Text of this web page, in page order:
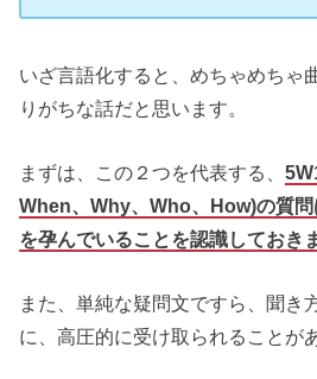
いざ言語化すると、めちゃめちゃ
りがちな話だと思います。
まずは、この２つを代表する、
When、Why、Who、How)の質
を孕んでいることを認識しておき
また、単純な疑問文ですら、聞き
に、高圧的に受け取られることが